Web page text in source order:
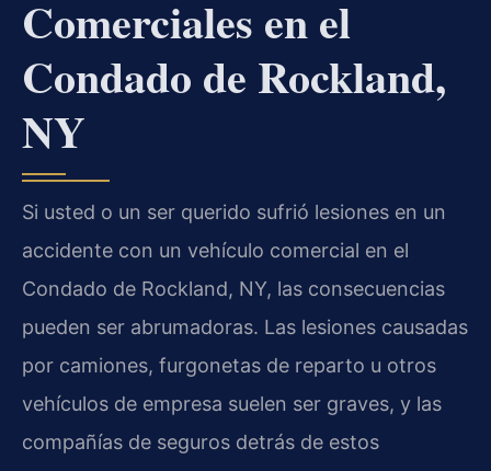
Comerciales en el
Condado de Rockland,
NY
Si usted o un ser querido sufrió lesiones en un
accidente con un vehículo comercial en el
Condado de Rockland, NY, las consecuencias
pueden ser abrumadoras. Las lesiones causadas
por camiones, furgonetas de reparto u otros
vehículos de empresa suelen ser graves, y las
compañías de seguros detrás de estos